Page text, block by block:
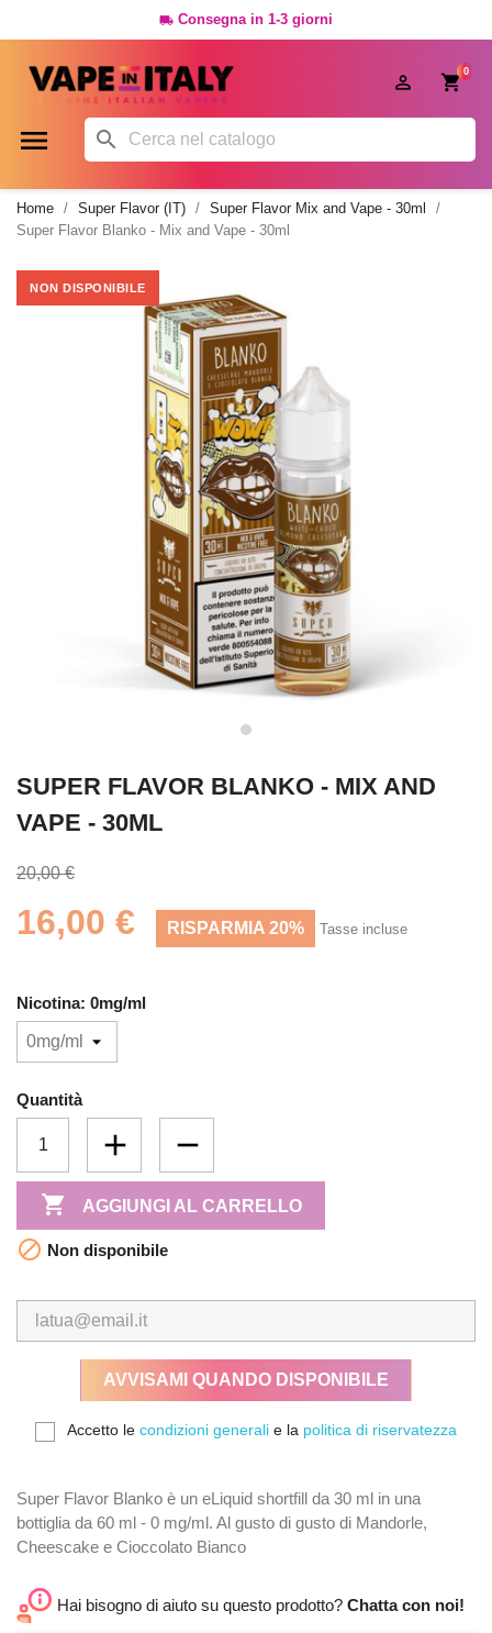
 Consegna in 1-3 giorni
0

 
Home Super Flavor (IT)
Super Flavor Mix and Vape - 30ml
Super Flavor Blanko - Mix and Vape - 30ml
NON DISPONIBILE
SUPER FLAVOR BLANKO - MIX AND
VAPE - 30ML
20,00 €
16,00 € RISPARMIA 20% Tasse incluse
Nicotina: 0mg/ml
Quantità
 AGGIUNGI AL CARRELLO
 Non disponibile
AVVISAMI QUANDO DISPONIBILE
Accetto le condizioni generali e la politica di riservatezza
Super Flavor Blanko è un eLiquid shortfill da 30 ml in una
bottiglia da 60 ml - 0 mg/ml. Al gusto di gusto di Mandorle,
Cheescake e Cioccolato Bianco
Hai bisogno di aiuto su questo prodotto? Chatta con noi!